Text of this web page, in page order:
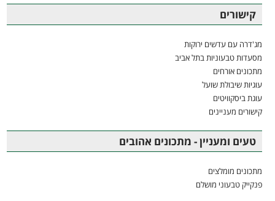
קישורים
מג'דרה עם עדשים ירוקות
מסעדות טבעוניות בתל אביב
מתכונים אורחים
עוגיות שיבולת שועל
עוגת ביסקוויטים
קישורים מעניינים
טעים ומעניין - מתכונים אהובים
מתכונים מומלצים
פנקייק טבעוני מושלם